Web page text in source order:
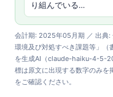
り組んでいる…
会計期: 2025年05月期 ／ 出典:
環境及び対処すべき課題等」
を生成AI（claude-haiku-4-5-
標は原文に出現する数字のみを
をご確認ください。